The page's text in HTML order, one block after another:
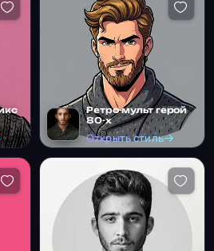
Ретро-мульт герой
80-х
Открыть стиль